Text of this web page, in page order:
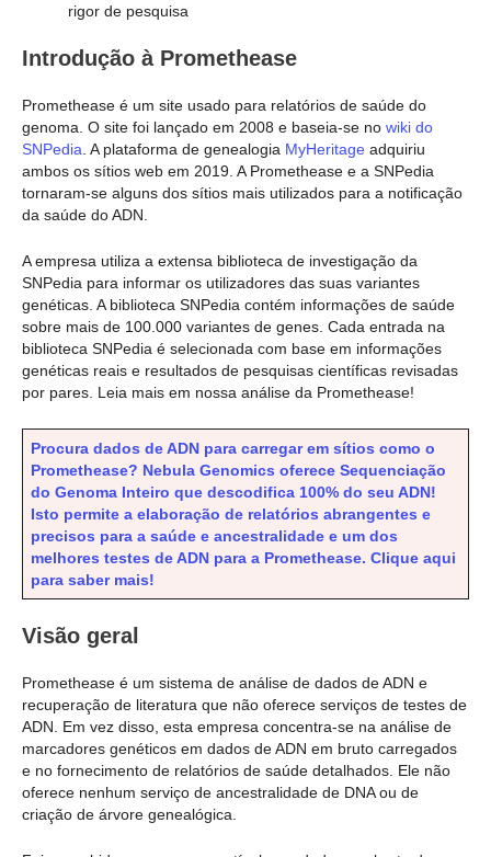
rigor de pesquisa
Introdução à Promethease
Promethease é um site usado para relatórios de saúde do
genoma. O site foi lançado em 2008 e baseia-se no wiki do
SNPedia . A plataforma de genealogia MyHeritage adquiriu
ambos os sítios web em 2019. A Promethease e a SNPedia
tornaram-se alguns dos sítios mais utilizados para a notificação
da saúde do ADN.
A empresa utiliza a extensa biblioteca de investigação da
SNPedia para informar os utilizadores das suas variantes
genéticas. A biblioteca SNPedia contém informações de saúde
sobre mais de 100.000 variantes de genes. Cada entrada na
biblioteca SNPedia é selecionada com base em informações
genéticas reais e resultados de pesquisas científicas revisadas
por pares. Leia mais em nossa análise da Promethease!
Procura dados de ADN para carregar em sítios como o
Promethease? Nebula Genomics oferece Sequenciação
do Genoma Inteiro que descodifica 100% do seu ADN!
Isto permite a elaboração de relatórios abrangentes e
precisos para a saúde e ancestralidade e um dos
melhores testes de ADN para a Promethease. Clique aqui
para saber mais!
Visão geral
Promethease é um sistema de análise de dados de ADN e
recuperação de literatura que não oferece serviços de testes de
ADN. Em vez disso, esta empresa concentra-se na análise de
marcadores genéticos em dados de ADN em bruto carregados
e no fornecimento de relatórios de saúde detalhados. Ele não
oferece nenhum serviço de ancestralidade de DNA ou de
criação de árvore genealógica.